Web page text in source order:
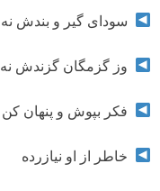
سودای گیر و بندش نه
وز گزمگان گزندش نه
فکر بپوش و پنهان کن
خاطر از او نیازرده